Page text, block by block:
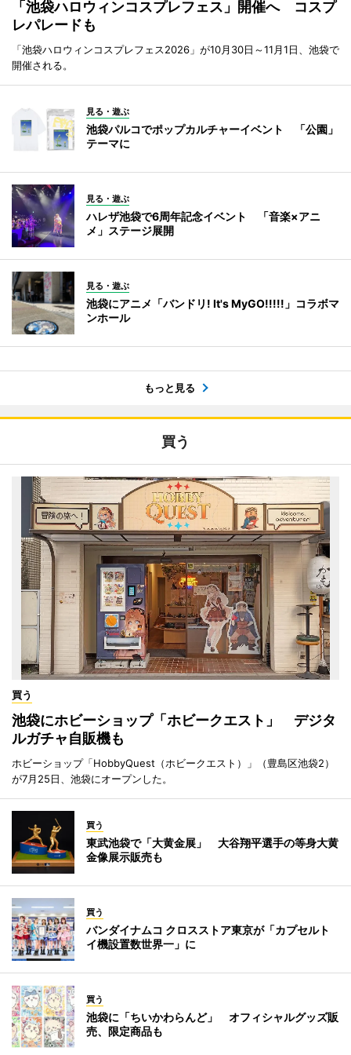
「池袋ハロウィンコスプレフェス」開催へ コスプ
レパレードも
「池袋ハロウィンコスプレフェス2026」が10月30日～11月1日、池袋で
開催される。
見る・遊ぶ
池袋パルコでポップカルチャーイベント 「公園」
テーマに
見る・遊ぶ
ハレザ池袋で6周年記念イベント 「音楽×アニ
メ」ステージ展開
見る・遊ぶ
池袋にアニメ「バンドリ! It's MyGO!!!!!」コラボマ
ンホール
もっと見る
買う
買う
池袋にホビーショップ「ホビークエスト」 デジタ
ルガチャ自販機も
ホビーショップ「HobbyQuest（ホビークエスト）」（豊島区池袋2）
が7月25日、池袋にオープンした。
買う
東武池袋で「大黄金展」 大谷翔平選手の等身大黄
金像展示販売も
買う
バンダイナムコ クロスストア東京が「カプセルト
イ機設置数世界一」に
買う
池袋に「ちいかわらんど」 オフィシャルグッズ販
売、限定商品も